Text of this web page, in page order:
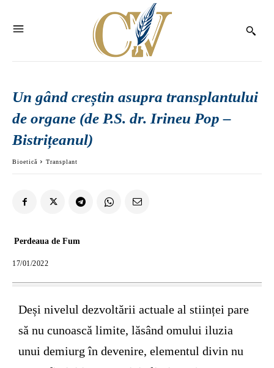
Un gând creștin asupra transplantului
de organe (de P.S. dr. Irineu Pop –
Bistrițeanul)
Bioetică Transplant
Perdeaua de Fum
17/01/2022
Deși nivelul dezvoltării actuale al stiinței pare
să nu cunoască limite, lăsând omului iluzia
unui demiurg în devenire, elementul divin nu